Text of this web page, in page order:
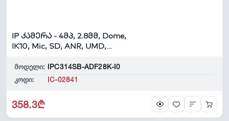
IP კამერა - 4მპ, 2.8მმ, Dome,
IK10, Mic, SD, ANR, UMD,
მოდელი: IPC314SB-ADF28K-I0
კოდი:
IC-02841
358.3₾